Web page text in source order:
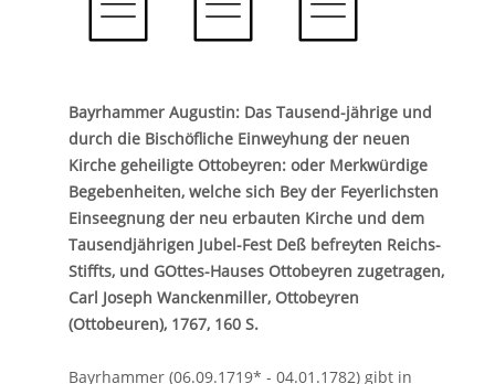
Bayrhammer Augustin: Das Tausend-jährige und
durch die Bischöfliche Einweyhung der neuen
Kirche geheiligte Ottobeyren: oder Merkwürdige
Begebenheiten, welche sich Bey der Feyerlichsten
Einseegnung der neu erbauten Kirche und dem
Tausendjährigen Jubel-Fest Deß befreyten Reichs-
Stiffts, und GOttes-Hauses Ottobeyren zugetragen,
Carl Joseph Wanckenmiller, Ottobeyren
(Ottobeuren), 1767, 160 S.
Bayrhammer (06.09.1719* - 04.01.1782) gibt in